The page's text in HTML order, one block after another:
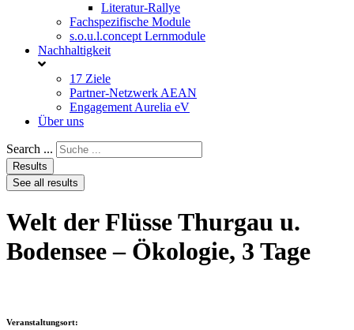
Literatur-Rallye
Fachspezifische Module
s.o.u.l.concept Lernmodule
Nachhaltigkeit
17 Ziele
Partner-Netzwerk AEAN
Engagement Aurelia eV
Über uns
Search ...
Results
See all results
Welt der Flüsse Thurgau u.
Bodensee – Ökologie, 3 Tage
Veranstaltungsort: